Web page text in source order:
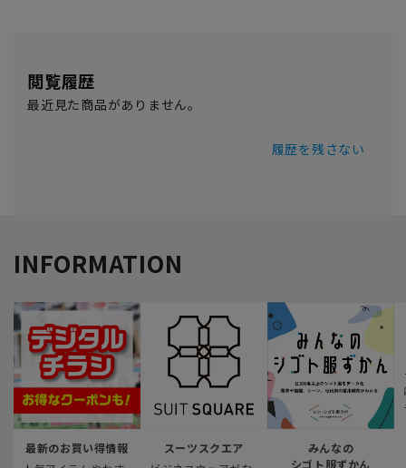
閲覧履歴
最近見た商品がありません。
履歴を残さない
INFORMATION
最新のお買い得情報
スーツスクエア
みんなの
シゴト服ずかん